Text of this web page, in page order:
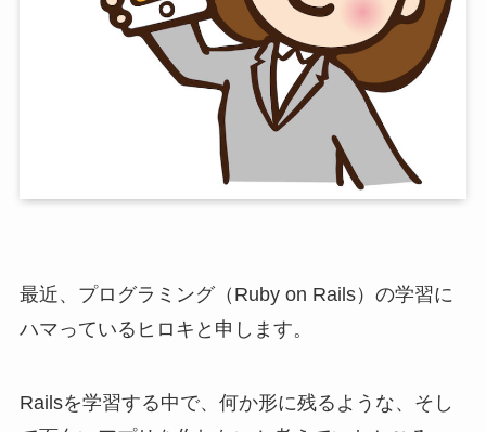
最近、プログラミング（Ruby on Rails）の学習に
ハマっているヒロキと申します。
Railsを学習する中で、何か形に残るような、そし